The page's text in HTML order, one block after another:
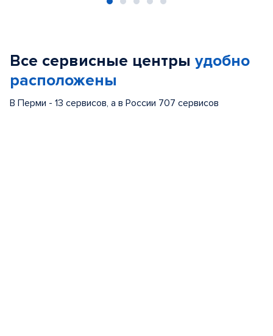
Все сервисные центры удобно
расположены
В Перми - 13 сервисов, а в России 707 сервисов